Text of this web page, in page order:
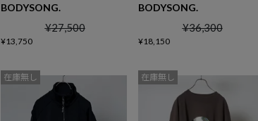
BODYSONG.
¥27,500
¥13,750
BODYSONG.
¥36,300
¥18,150
在庫無し 在庫無し